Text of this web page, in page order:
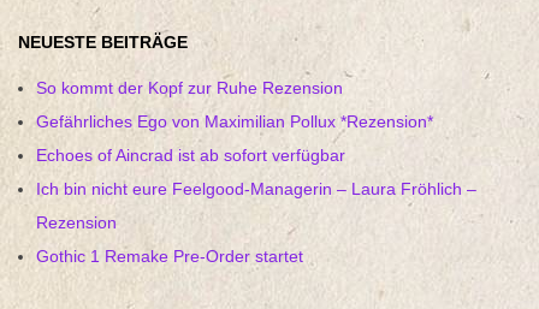
NEUESTE BEITRÄGE
So kommt der Kopf zur Ruhe Rezension
Gefährliches Ego von Maximilian Pollux *Rezension*
Echoes of Aincrad ist ab sofort verfügbar
Ich bin nicht eure Feelgood-Managerin – Laura Fröhlich –
Rezension
Gothic 1 Remake Pre-Order startet